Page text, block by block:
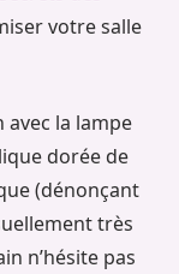
votre salle
la lampe
dorée de
(dénonçant
très
n’hésite pas